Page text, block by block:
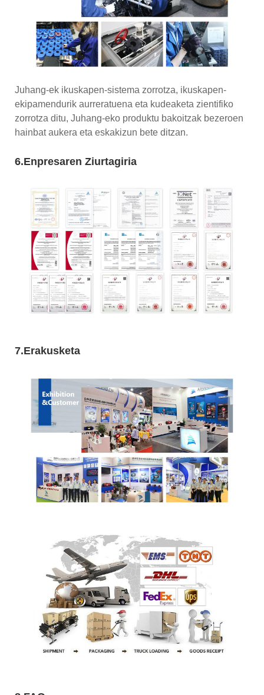
Juhang-ek ikuskapen-sistema zorrotza, ikuskapen-
ekipamendurik aurreratuena eta kudeaketa zientifiko
zorrotza ditu, Juhang-eko produktu bakoitzak bezeroen
hainbat aukera eta eskakizun bete ditzan.
6.Enpresaren Ziurtagiria
7.Erakusketa